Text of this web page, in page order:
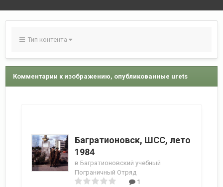
Тип контента
Комментарии к изображению, опубликованные urets
Багратионовск, ШСС, лето
1984
в Багратионовский учебный
Пограничный Отряд
1